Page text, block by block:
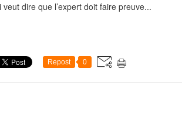
veut dire que l’expert doit faire preuve...
Repost 0